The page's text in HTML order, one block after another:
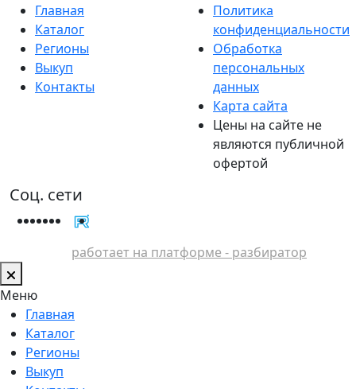
Главная
Каталог
Регионы
Выкуп
Контакты
Политика
конфиденциальности
Обработка
персональных
данных
Карта сайта
Цены на сайте не
являются публичной
офертой
Соц. сети
работает на платформе - разбиратор
Меню
Главная
Каталог
Регионы
Выкуп